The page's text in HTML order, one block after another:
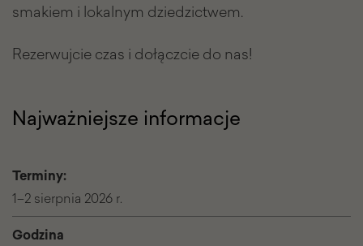
smakiem i lokalnym dziedzictwem.
Rezerwujcie czas i dołączcie do nas!
Najważniejsze informacje
Terminy:
1–2 sierpnia 2026 r.
Godzina